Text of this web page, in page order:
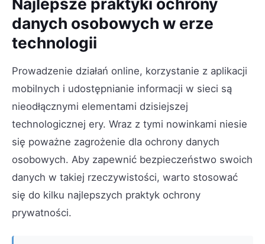
danych osobowych w erze
technologii
Prowadzenie działań online, korzystanie z aplikacji
mobilnych i udostępnianie informacji w sieci są
nieodłącznymi elementami dzisiejszej
technologicznej ery. Wraz z tymi nowinkami niesie
się poważne zagrożenie dla ochrony danych
osobowych. Aby zapewnić bezpieczeństwo swoich
danych w takiej rzeczywistości, warto stosować
się do kilku najlepszych praktyk ochrony
prywatności.